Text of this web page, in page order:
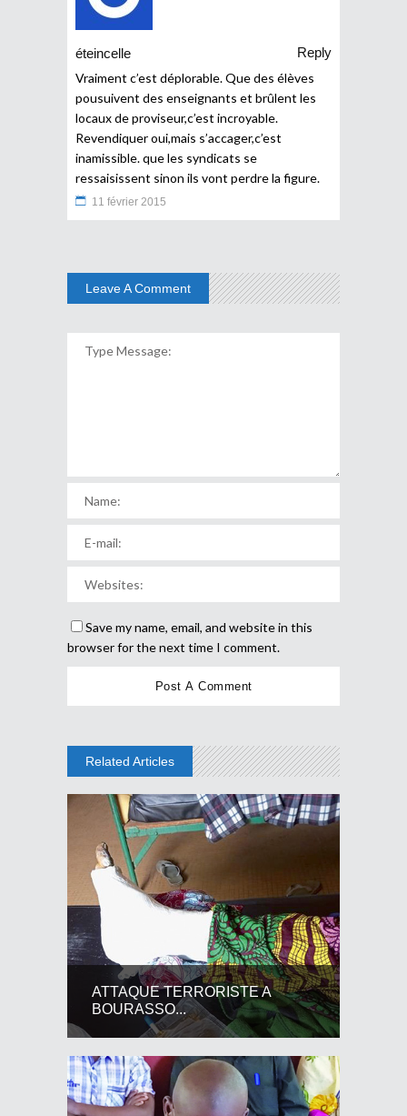
éteincelle
Reply
Vraiment c’est déplorable. Que des élèves
pousuivent des enseignants et brûlent les
locaux de proviseur,c’est incroyable.
Revendiquer oui,mais s’accager,c’est
inamissible. que les syndicats se
ressaisissent sinon ils vont perdre la figure.
11 février 2015
Leave A Comment
Save my name, email, and website in this
browser for the next time I comment.
Related Articles
ATTAQUE TERRORISTE A
BOURASSO...